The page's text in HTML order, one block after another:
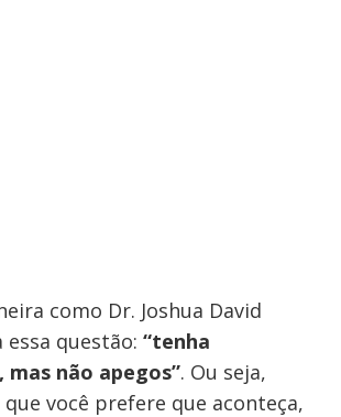
como Dr. Joshua David
questão: “tenha
mas não apegos”. Ou seja,
você prefere que aconteça,